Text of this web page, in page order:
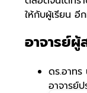
ให้กับผู้เรียน อี
อาจารย์ผู้
ดร.อาท
อาจารย์